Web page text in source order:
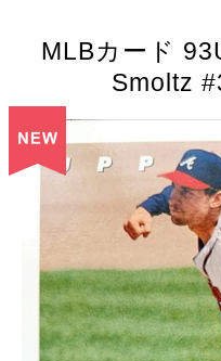
MLBカード
Smoltz